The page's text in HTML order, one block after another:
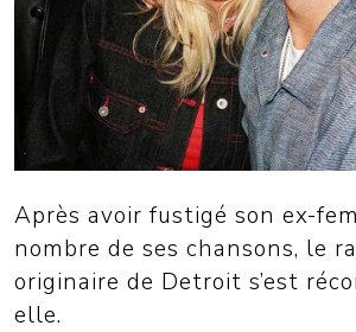
Après avoir fustigé son ex-
nombre de ses chansons, le
originaire de Detroit s’est
elle.